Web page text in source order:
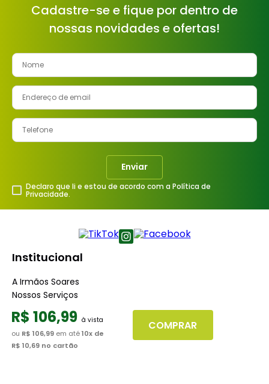
R$ 106,99
ou R$ 106,99 em até10x de
R$ 10,69 no cartão
COMPRAR
Cadastre-se e fique por dentro de
nossas novidades e ofertas!
Enviar
Declaro que li e estou de acordo com a Política de
Privacidade.
Institucional
A Irmãos Soares
Nossos Serviços
Nossas Lojas
Blog
Atendimento